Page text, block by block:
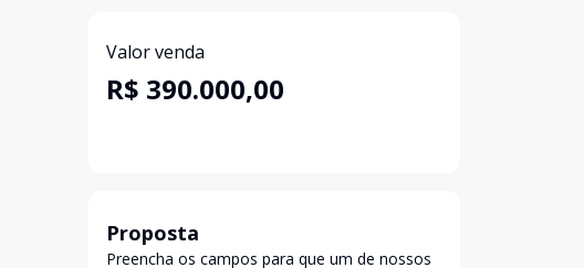
Valor venda
R$ 390.000,00
Proposta
Preencha os campos para que um de nossos